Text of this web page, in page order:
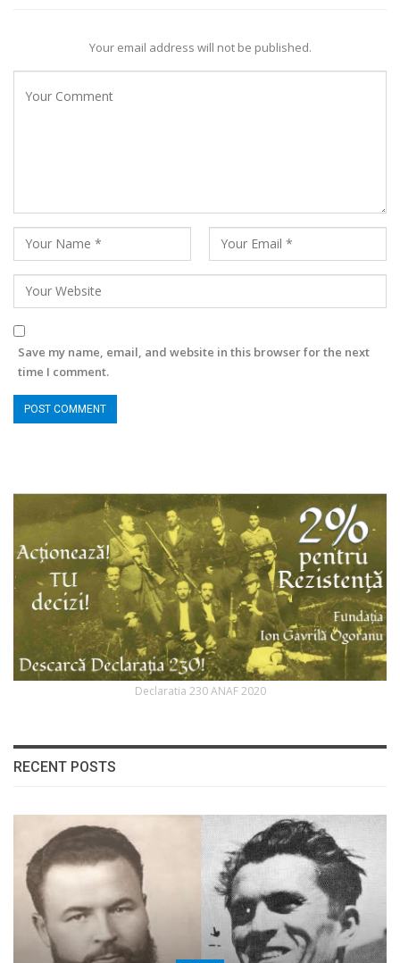
Your email address will not be published.
Save my name, email, and website in this browser for the next
time I comment.
Declaratia 230 ANAF 2020
RECENT POSTS